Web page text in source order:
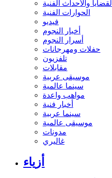
القضايا والأحداث الفنية
الحوارات الفنية
فيديو
أخبار النجوم
أسرار النجوم
حفلات ومهرجانات
تلفزيون
مقابلات
موسيقى عربية
سينما عالمية
مواهب واعدة
أخبار فنية
سينما عربية
موسيقى عالمية
مدونات
غاليري
أزياء